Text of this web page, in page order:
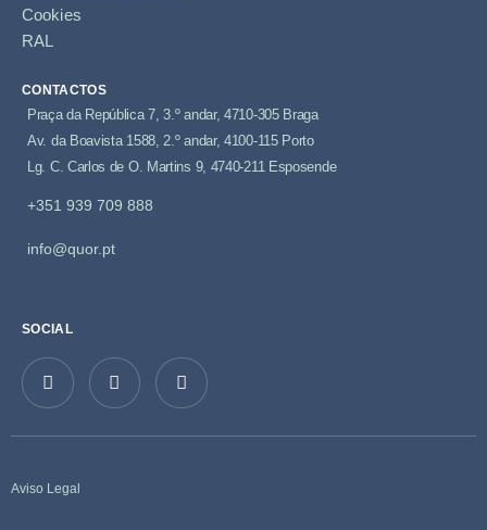
Cookies
RAL
CONTACTOS
Praça da República 7, 3.º andar, 4710-305 Braga
Av. da Boavista 1588, 2.º andar, 4100-115 Porto
Lg. C. Carlos de O. Martins 9, 4740-211 Esposende
+351 939 709 888
info@quor.pt
SOCIAL
Aviso Legal